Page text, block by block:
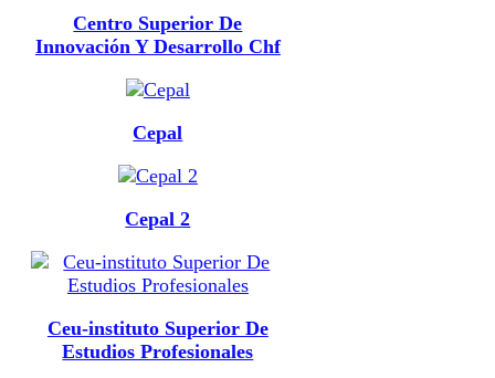
Centro Superior De
Innovación Y Desarrollo Chf
Cepal
Cepal 2
Ceu-instituto Superior De
Estudios Profesionales